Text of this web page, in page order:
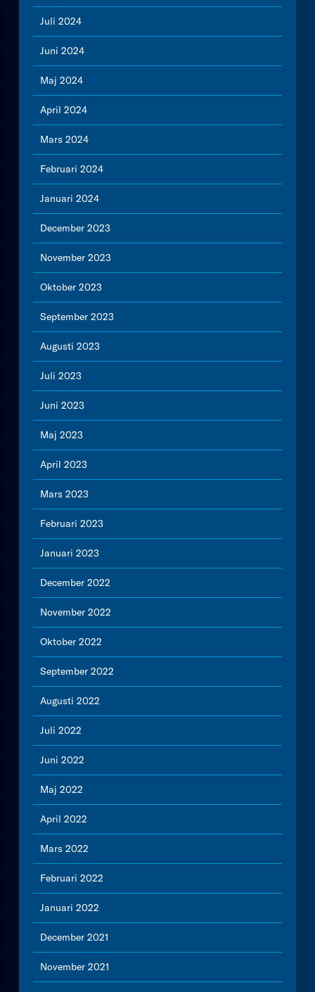
Juli 2024
Juni 2024
Maj 2024
April 2024
Mars 2024
Februari 2024
Januari 2024
December 2023
November 2023
Oktober 2023
September 2023
Augusti 2023
Juli 2023
Juni 2023
Maj 2023
April 2023
Mars 2023
Februari 2023
Januari 2023
December 2022
November 2022
Oktober 2022
September 2022
Augusti 2022
Juli 2022
Juni 2022
Maj 2022
April 2022
Mars 2022
Februari 2022
Januari 2022
December 2021
November 2021